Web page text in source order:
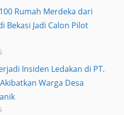
Rumah Merdeka dari
Bekasi Jadi Calon Pilot
Insiden Ledakan di PT.
Warga Desa